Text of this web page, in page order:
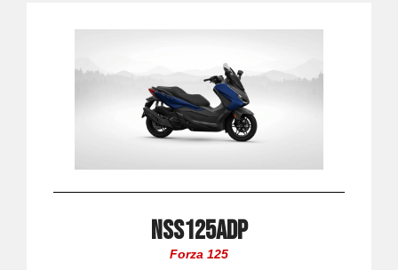
NSS125ADP
Forza 125